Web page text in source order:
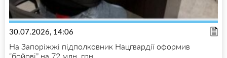
30.07.2026, 14:06
На Запоріжжі підполковник Нацгвардії оформив
“бойові” на 72 млн. грн